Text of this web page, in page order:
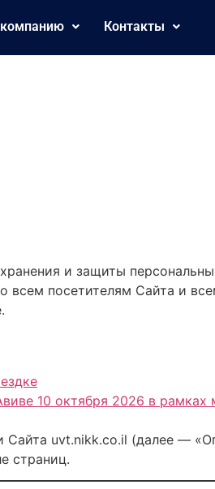
Контакты
и защиты
всем посетителям Сайта и
10 октября 2026 в рамках
Сайта uvt.nikk.co.il (далее —
страниц.